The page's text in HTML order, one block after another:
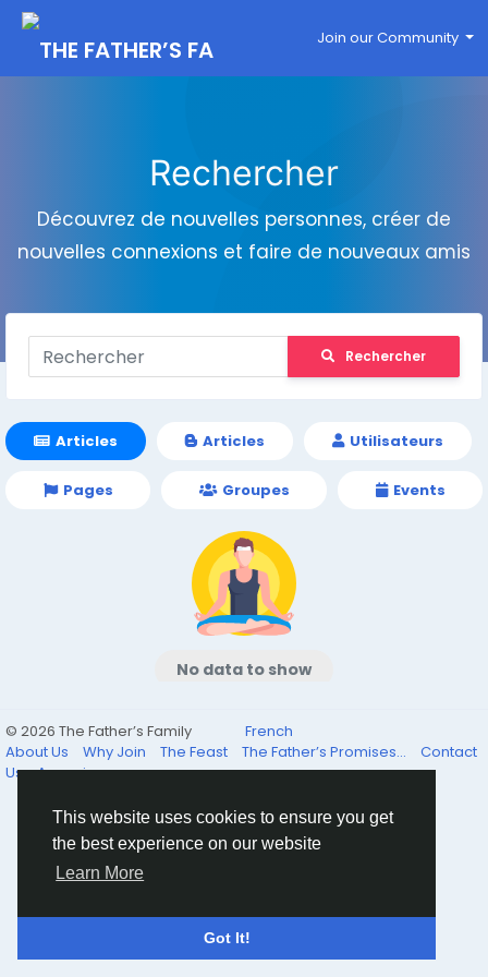
This website uses cookies to ensure you get
the best experience on our website
Learn More
Got It!
Join our Community
Rechercher
Découvrez de nouvelles personnes, créer de
nouvelles connexions et faire de nouveaux amis
Rechercher
Articles Articles Utilisateurs
Pages Groupes Events
No data to show
© 2026 The Father’s Family
French
About Us
Why Join The Feast The Father’s Promises...
Contact
Us Annuaire